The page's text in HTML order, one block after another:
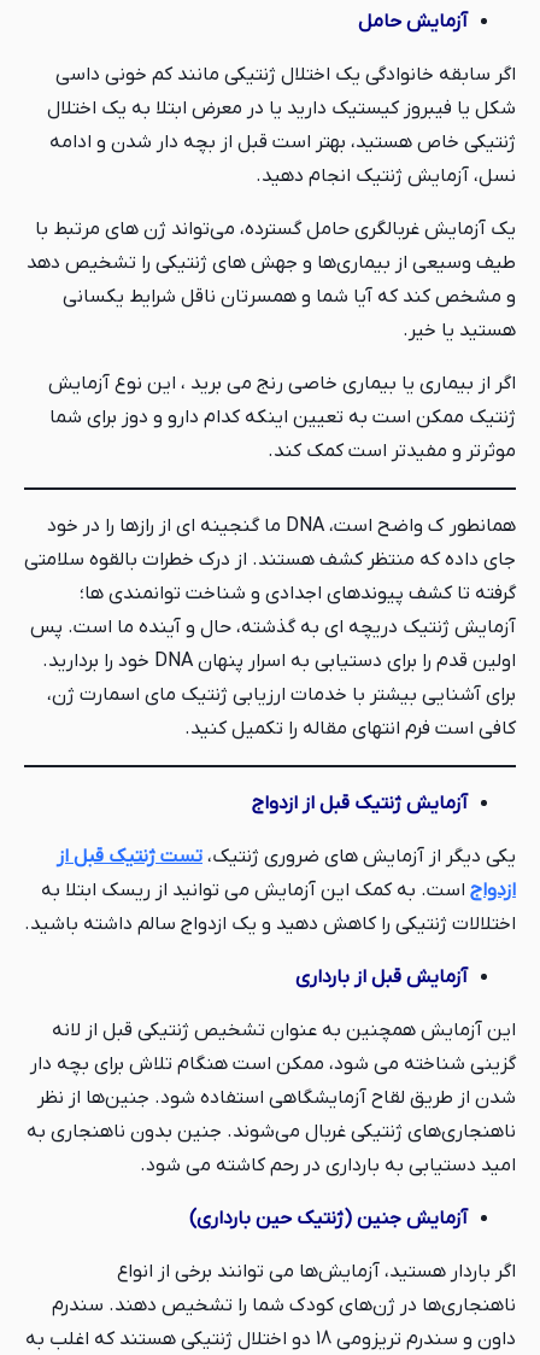
آزمایش حامل
اگر سابقه خانوادگی یک اختلال ژنتیکی مانند کم خونی داسی
شکل یا فیبروز کیستیک دارید یا در معرض ابتلا به یک اختلال
ژنتیکی خاص هستید، بهتر است قبل از بچه دار شدن و ادامه
نسل، آزمایش ژنتیک انجام دهید.
یک آزمایش غربالگری حامل گسترده، می‌تواند ژن های مرتبط با
طیف وسیعی از بیماری‌ها و جهش های ژنتیکی را تشخیص دهد
و مشخص کند که آیا شما و همسرتان ناقل شرایط یکسانی
هستید یا خیر.
اگر از بیماری یا بیماری خاصی رنج می برید ، این نوع آزمایش
ژنتیک ممکن است به تعیین اینکه کدام دارو و دوز برای شما
موثرتر و مفیدتر است کمک کند.
همانطور ک واضح است، DNA ما گنجینه ای از رازها را در خود
جای داده که منتظر کشف هستند. از درک خطرات بالقوه سلامتی
گرفته تا کشف پیوندهای اجدادی و شناخت توانمندی ها؛
آزمایش ژنتیک دریچه ای به گذشته، حال و آینده ما است. پس
اولین قدم را برای دستیابی به اسرار پنهان DNA خود را بردارید.
برای آشنایی بیشتر با خدمات ارزیابی ژنتیک مای اسمارت ژن،
کافی است فرم انتهای مقاله را تکمیل کنید.
آزمایش ژنتیک قبل از ازدواج
یکی دیگر از آزمایش های ضروری ژنتیک، تست ژنتیک قبل از
ازدواج است. به کمک این آزمایش می توانید از ریسک ابتلا به
اختلالات ژنتیکی را کاهش دهید و یک ازدواج سالم داشته باشید.
آزمایش قبل از بارداری
این آزمایش همچنین به عنوان تشخیص ژنتیکی قبل از لانه
گزینی شناخته می شود، ممکن است هنگام تلاش برای بچه دار
شدن از طریق لقاح آزمایشگاهی استفاده شود. جنین‌ها از نظر
ناهنجاری‌های ژنتیکی غربال می‌شوند. جنین بدون ناهنجاری به
امید دستیابی به بارداری در رحم کاشته می شود.
آزمایش جنین (ژنتیک حین بارداری)
اگر باردار هستید، آزمایش‌ها می توانند برخی از انواع
ناهنجاری‌ها در ژن‌های کودک شما را تشخیص دهند. سندرم
داون و سندرم تریزومی 18 دو اختلال ژنتیکی هستند که اغلب به